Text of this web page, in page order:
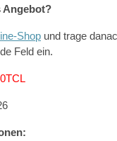
Angebot?
Shop und trage
Feld ein.